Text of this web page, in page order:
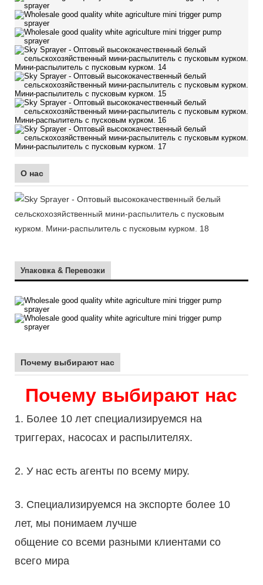
О нас
Упаковка & Перевозки
Почему выбирают нас
Почему выбирают нас
1. Более 10 лет специализируемся на
триггерах, насосах и распылителях.
2. У нас есть агенты по всему миру.
3. Специализируемся на экспорте более 10
лет, мы понимаем лучше
общение со всеми разными клиентами со
всего мира